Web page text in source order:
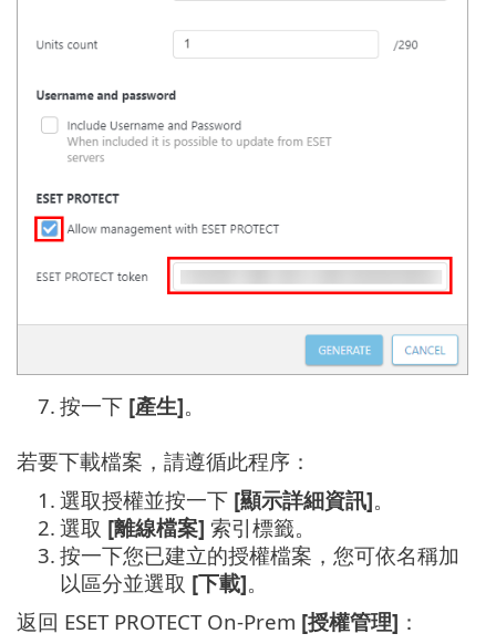
7. 按一下 [產生]。
若要下載檔案，請遵循此程序：
1. 選取授權並按一下 [顯示詳細資訊]。
2. 選取 [離線檔案] 索引標籤。
3. 按一下您已建立的授權檔案，您可依名稱加
以區分並選取 [下載]。
返回 ESET PROTECT On-Prem [授權管理] ：